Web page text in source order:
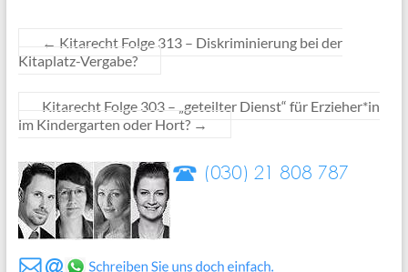
← Kitarecht Folge 313 – Diskriminierung bei der
Kitaplatz-Vergabe?
Kitarecht Folge 303 – „geteilter Dienst“ für Erzieher*in
im Kindergarten oder Hort? →